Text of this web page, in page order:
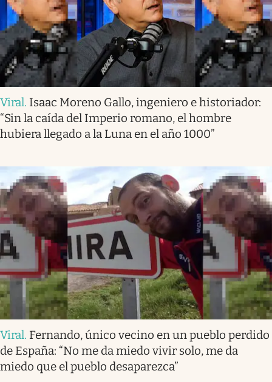
Viral. Isaac Moreno Gallo, ingeniero e historiador:
“Sin la caída del Imperio romano, el hombre
hubiera llegado a la Luna en el año 1000”
Viral. Fernando, único vecino en un pueblo perdido
de España: “No me da miedo vivir solo, me da
miedo que el pueblo desaparezca”